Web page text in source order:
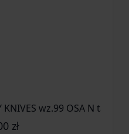
wz.99 OSA N
zł